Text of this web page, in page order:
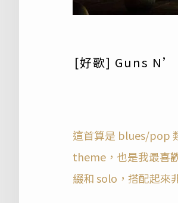
[好歌] Guns N’
這首算是 blues/pop
theme，也是我最喜
綴和 solo，搭配起來